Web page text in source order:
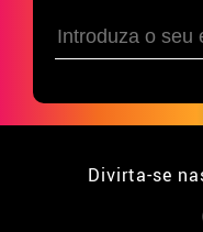
Divirta-se